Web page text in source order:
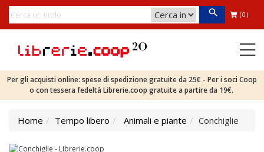
(0)
Per gli acquisti online: spese di spedizione gratuite da 25€ - Per i soci Coop
o con tessera fedeltà Librerie.coop gratuite a partire da 19€.
Home Tempo libero Animali e piante Conchiglie